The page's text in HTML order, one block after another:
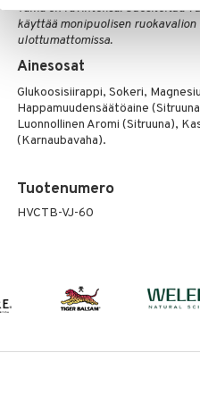
Tämä on ravintolisä. Suositeltua
käyttää monipuolisen
ulottumattomissa.
Ainesosat
Glukoosisiirappi, Sokeri,
Happamuudensäätöaine
Luonnollinen Aromi (Sitruuna),
(Karnaubavaha).
Tuotenumero
HVCTB-VJ-60